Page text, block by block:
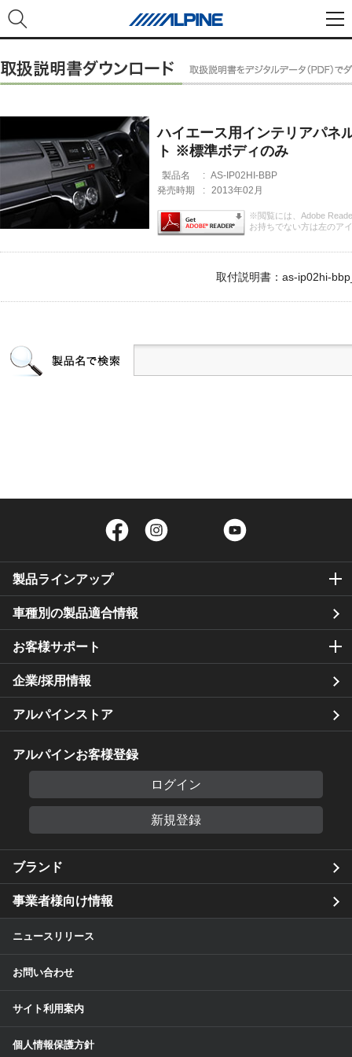
ハイエース用インテリアパネ
ト ※標準ボディのみ
製品名 : AS-IP02HI-BBP
発売時期
: 2013年02月
※閲覧には、Adobe
お持ちでない方は左のア
取付説明書：as-ip02hi-
Facebook Twitter
製品ラインアップ
車種別の製品適合情報
お客様サポート
企業/採用情報
アルパインストア
アルパインお客様登録
ログイン
新規登録
ブランド
事業者様向け情報
ニュースリリース
お問い合わせ
サイト利用案内
個人情報保護方針